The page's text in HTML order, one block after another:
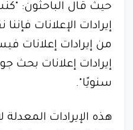
حيث قال الباحثون:
إيرادات إعلانات بحث
سنويًا".
هذه الإيرادات